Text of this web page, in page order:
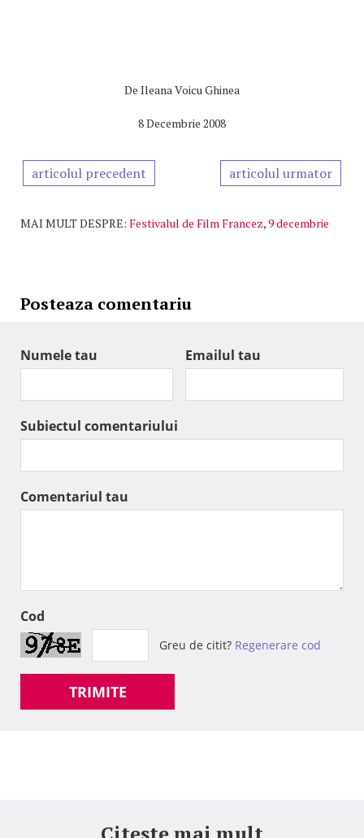
De Ileana Voicu Ghinea
8 Decembrie 2008
articolul precedent articolul urmator
MAI MULT DESPRE: Festivalul de Film Francez,9 decembrie
Posteaza comentariu
Numele tau Emailul tau
Subiectul comentariului
Comentariul tau
Cod
Greu de citit? Regenerare cod
TRIMITE